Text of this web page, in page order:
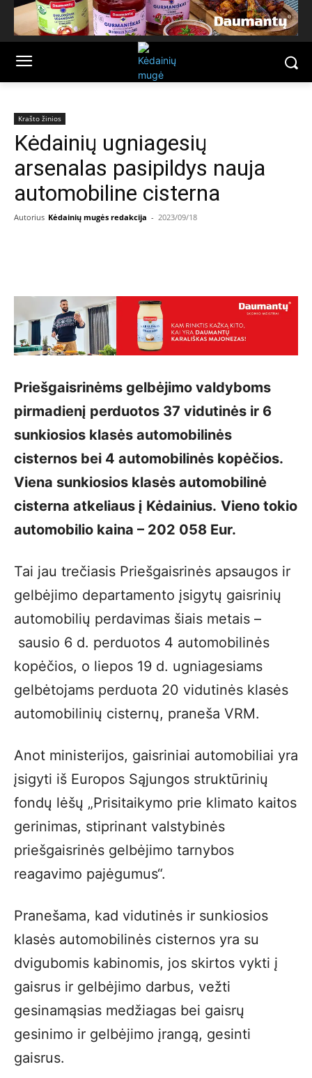
Krašto žinios
Kėdainių ugniagesių
arsenalas pasipildys nauja
automobiline cisterna
Autorius Kėdainių mugės redakcija - 2023/09/18
Priešgaisrinėms gelbėjimo valdyboms
pirmadienį perduotos 37 vidutinės ir 6
sunkiosios klasės automobilinės
cisternos bei 4 automobilinės kopėčios.
Viena sunkiosios klasės automobilinė
cisterna atkeliaus į Kėdainius. Vieno tokio
automobilio kaina – 202 058 Eur.
Tai jau trečiasis Priešgaisrinės apsaugos ir
gelbėjimo departamento įsigytų gaisrinių
automobilių perdavimas šiais metais –
sausio 6 d. perduotos 4 automobilinės
kopėčios, o liepos 19 d. ugniagesiams
gelbėtojams perduota 20 vidutinės klasės
automobilinių cisternų, praneša VRM.
Anot ministerijos, gaisriniai automobiliai yra
įsigyti iš Europos Sąjungos struktūrinių
fondų lėšų „Prisitaikymo prie klimato kaitos
gerinimas, stiprinant valstybinės
priešgaisrinės gelbėjimo tarnybos
reagavimo pajėgumus“.
Pranešama, kad vidutinės ir sunkiosios
klasės automobilinės cisternos yra su
dvigubomis kabinomis, jos skirtos vykti į
gaisrus ir gelbėjimo darbus, vežti
gesinamąsias medžiagas bei gaisrų
gesinimo ir gelbėjimo įrangą, gesinti
gaisrus.